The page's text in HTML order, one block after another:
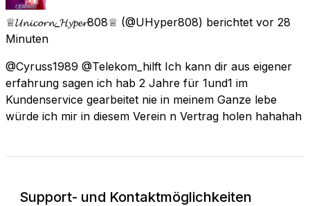
♕𝓤𝓷𝓲𝓬𝓸𝓻𝓷_𝓗𝔂𝓹𝓮𝓻808♕ (@UHyper808) berichtet vor 28
Minuten
@Cyruss1989 @Telekom_hilft Ich kann dir aus eigener
erfahrung sagen ich hab 2 Jahre für 1und1 im
Kundenservice gearbeitet nie in meinem Ganze lebe
würde ich mir in diesem Verein n Vertrag holen hahahah
Support- und Kontaktmöglichkeiten